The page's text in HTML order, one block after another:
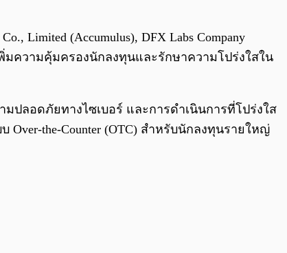
Limited (Accumulus), DFX Labs Company
พิ่มความคุ้มครองนักลงทุนและรักษาความโปร่งใสใน
ลอดภัยทางไซเบอร์ และการดำเนินการที่โปร่งใส
the-Counter (OTC) สำหรับนักลงทุนรายใหญ่